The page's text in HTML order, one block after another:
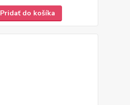
Pridať do košíka